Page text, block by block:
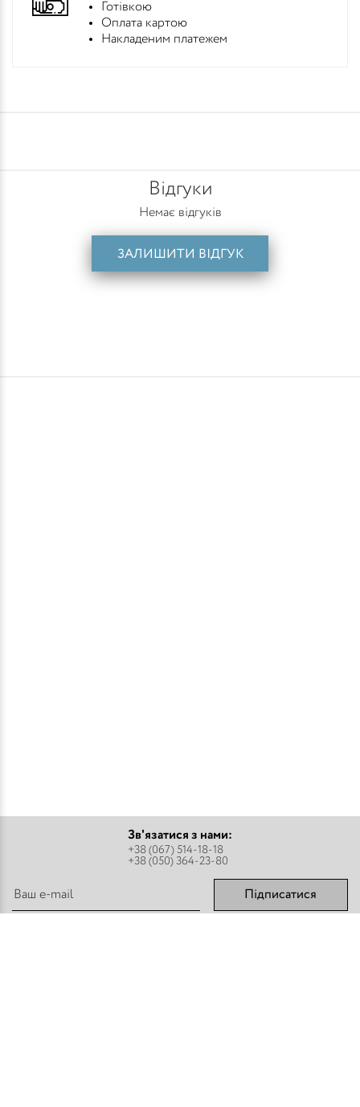
Готівкою
Оплата картою
Накладеним платежем
Відгуки
Немає відгуків
ЗАЛИШИТИ ВІДГУК
Зв'язатися з нами:
+38 (067) 514-18-18
+38 (050) 364-23-80
Підписатися